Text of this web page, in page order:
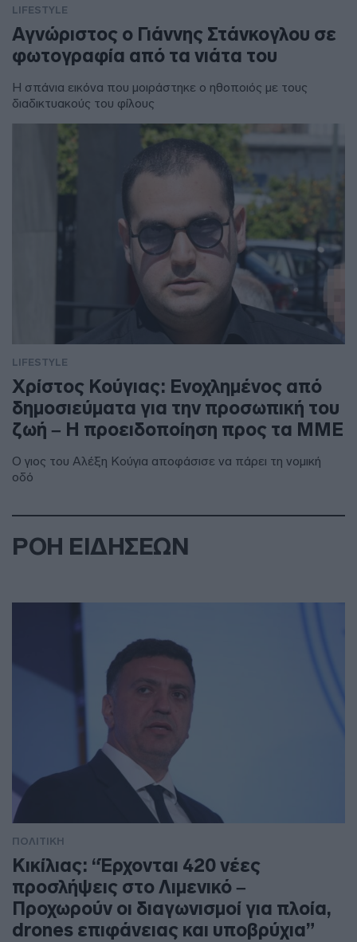
LIFESTYLE
Αγνώριστος ο Γιάννης Στάνκογλου σε
φωτογραφία από τα νιάτα του
Η σπάνια εικόνα που μοιράστηκε ο ηθοποιός με τους
διαδικτυακούς του φίλους
LIFESTYLE
Χρίστος Κούγιας: Ενοχλημένος από
δημοσιεύματα για την προσωπική του
ζωή – Η προειδοποίηση προς τα ΜΜΕ
Ο γιος του Αλέξη Κούγια αποφάσισε να πάρει τη νομική
οδό
ΡΟΗ ΕΙΔΗΣΕΩΝ
ΠΟΛΙΤΙΚΗ
Κικίλιας: “Έρχονται 420 νέες
προσλήψεις στο Λιμενικό –
Προχωρούν οι διαγωνισμοί για πλοία,
drones επιφάνειας και υποβρύχια”